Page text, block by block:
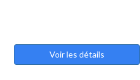
Voir les détails